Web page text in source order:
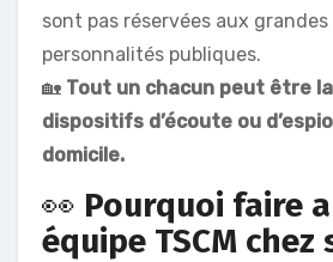
sont pas réservées aux
personnalités publiques.
🏡 Tout un chacun peut être
dispositifs d’écoute ou
domicile.
👀 Pourquoi faire
équipe TSCM chez